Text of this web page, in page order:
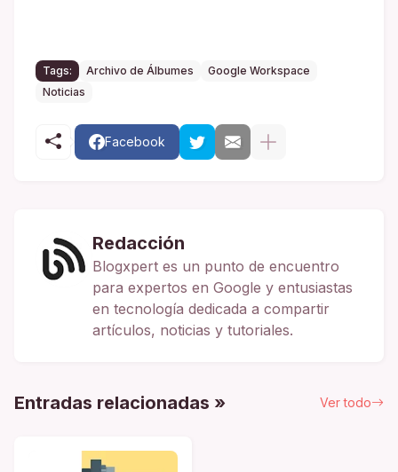
Tags: Archivo de Álbumes
Google Workspace
Noticias
Facebook
Redacción
Blogxpert es un punto de encuentro
para expertos en Google y entusiastas
en tecnología dedicada a compartir
artículos, noticias y tutoriales.
Entradas relacionadas » Ver todo